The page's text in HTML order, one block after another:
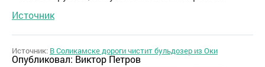
Источник
Источник: В Соликамске дороги чистит бульдозер из Оки
Опубликовал: Виктор Петров